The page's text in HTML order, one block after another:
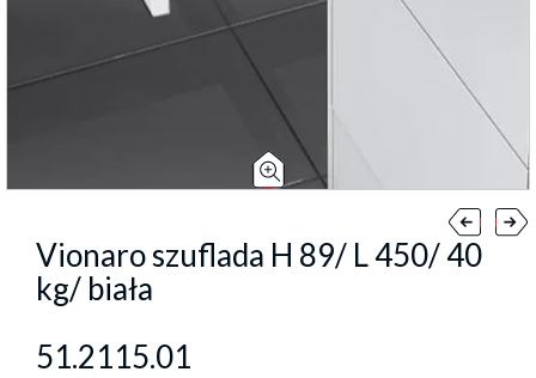
Vionaro szuflada H 89/ L 450/ 40
kg/ biała
51.2115.01